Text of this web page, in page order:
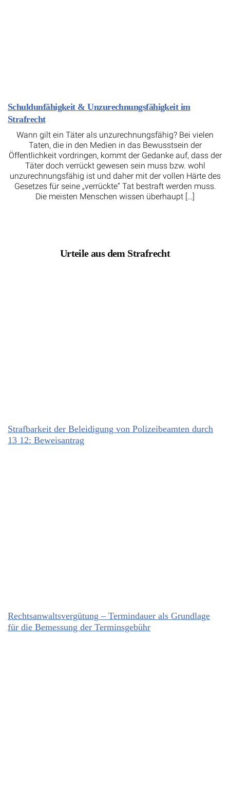
Schuldunfähigkeit & Unzurechnungsfähigkeit im
Strafrecht
Wann gilt ein Täter als unzurechnungsfähig? Bei vielen
Taten, die in den Medien in das Bewusstsein der
Öffentlichkeit vordringen, kommt der Gedanke auf, dass der
Täter doch verrückt gewesen sein muss bzw. wohl
unzurechnungsfähig ist und daher mit der vollen Härte des
Gesetzes für seine „verrückte“ Tat bestraft werden muss.
Die meisten Menschen wissen überhaupt […]
Urteile aus dem Strafrecht
Strafbarkeit der Beleidigung von Polizeibeamten durch
13 12: Beweisantrag
Rechtsanwaltsvergütung – Termindauer als Grundlage
für die Bemessung der Terminsgebühr